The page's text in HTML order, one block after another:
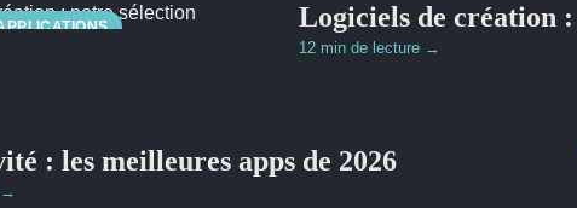
Logiciels de création
12 min de lecture →
: les meilleures apps de 2026
→